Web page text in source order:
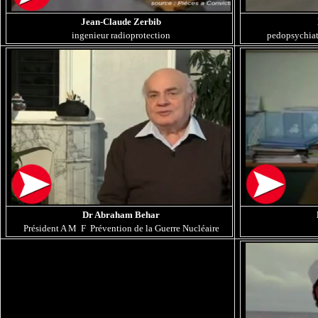
Jean-Claude Zerbib
ingenieur radioprotection
Dr Abraham Behar
Président A M F Prévention de la Guerre Nucléaire